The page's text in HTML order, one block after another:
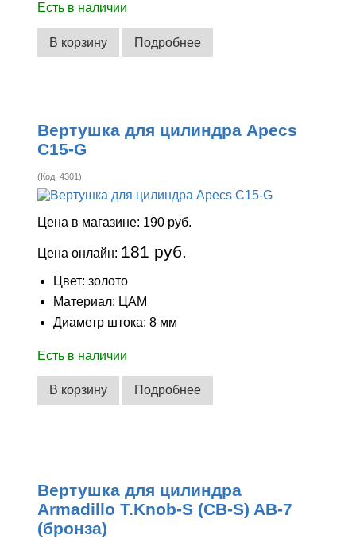
Есть в наличии
В корзину Подробнее
Вертушка для цилиндра Apecs
C15-G
(Код:4301)
Цена в магазине: 190 руб.
Цена онлайн: 181 руб.
Цвет: золото
Материал: ЦАМ
Диаметр штока: 8 мм
Есть в наличии
В корзину Подробнее
Вертушка для цилиндра
Armadillo T.Knob-S (CB-S) AB-7
(бронза)